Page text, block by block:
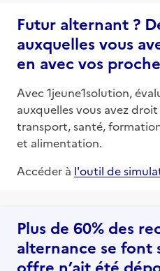
Futur alternant ?
auxquelles vous
en avec vos
Avec 1jeune1solution,
auxquelles vous avez
transport, santé,
et alimentation.
Accéder à l'outil de
Plus de 60% des
alternance se font
offre n’ait été